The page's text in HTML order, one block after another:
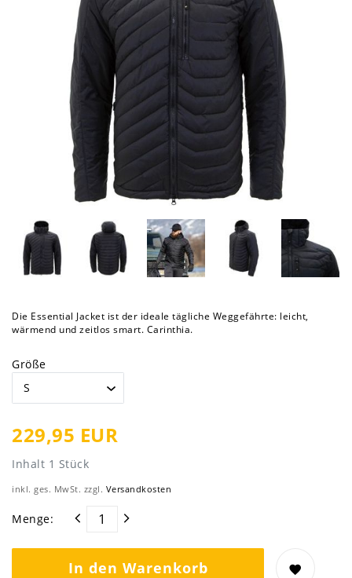
Die Essential Jacket ist der ideale tägliche Weggefährte: leicht,
wärmend und zeitlos smart. Carinthia.
Größe
229,95 EUR
Inhalt 1 Stück
inkl. ges. MwSt. zzgl. Versandkosten
Menge:
In den Warenkorb